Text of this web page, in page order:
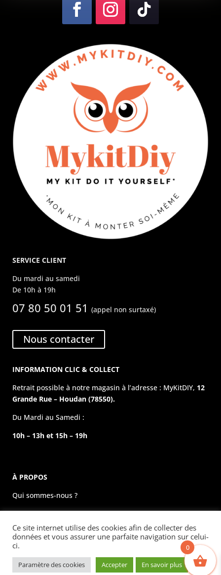
SERVICE CLIENT
Du mardi au samedi
De 10h à 19h
07 80 50 01 51(appel non surtaxé)
Nous contacter
INFORMATION CLIC & COLLECT
Retrait possible à notre magasin à l’adresse : MyKitDIY, 12
Grande Rue – Houdan (78550).
Du Mardi au Samedi :
10h – 13h et 15h – 19h
À PROPOS
Qui sommes-nous ?
La boutique physique
Évènements
Mentions légales
Ce site internet utilise des cookies afin de collecter des
données et vous assurer une parfaite navigation sur celui-
ci.
Paramètre des cookies Accepter En savoir plus
0